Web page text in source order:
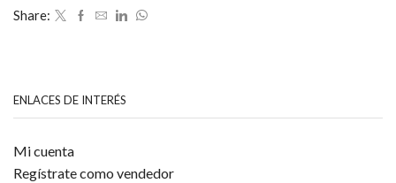
5
Share:
ENLACES DE INTERÉS
Mi cuenta
Regístrate como vendedor